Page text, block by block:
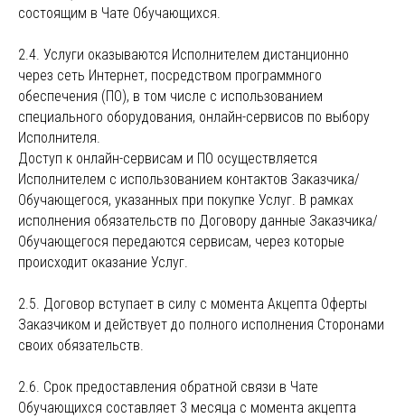
состоящим в Чате Обучающихся.
2.4. Услуги оказываются Исполнителем дистанционно
через сеть Интернет, посредством программного
обеспечения (ПО), в том числе с использованием
специального оборудования, онлайн-сервисов по выбору
Исполнителя.
Доступ к онлайн-сервисам и ПО осуществляется
Исполнителем с использованием контактов Заказчика/
Обучающегося, указанных при покупке Услуг. В рамках
исполнения обязательств по Договору данные Заказчика/
Обучающегося передаются сервисам, через которые
происходит оказание Услуг.
2.5. Договор вступает в силу с момента Акцепта Оферты
Заказчиком и действует до полного исполнения Сторонами
своих обязательств.
2.6. Срок предоставления обратной связи в Чате
Обучающихся составляет 3 месяца с момента акцепта